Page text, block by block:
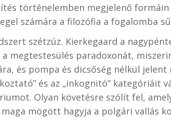
történelemben megjelenő
számára a filozófia a fogalomba
szétzúz. Kierkegaard a
a megtestesülés paradoxonát,
és pompa és dicsőség nélkül jelent
és az „inkognitó” kategóriáit
Olyan követésre szólít fel,
mögött hagyja a polgári vallás